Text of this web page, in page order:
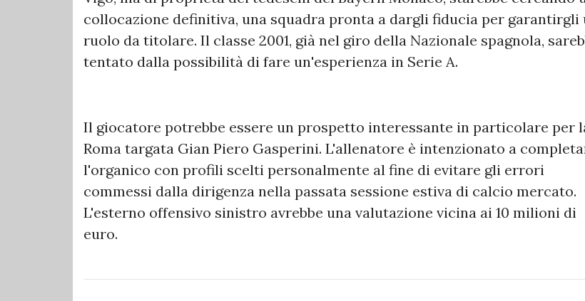
collocazione definitiva, una squadra pronta a dargli fiducia per garantirgli
ruolo da titolare. Il classe 2001, già nel giro della Nazionale spagnola,
tentato dalla possibilità di fare un'esperienza in Serie A.
Il giocatore potrebbe essere un prospetto interessante in particolare per
Roma targata Gian Piero Gasperini. L'allenatore è intenzionato a
l'organico con profili scelti personalmente al fine di evitare gli errori
commessi dalla dirigenza nella passata sessione estiva di calcio mercato.
L'esterno offensivo sinistro avrebbe una valutazione vicina ai 10 milioni di
euro.